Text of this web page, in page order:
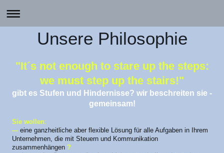
Unsere Philosophie
"It´s not enough to stare up the steps:
we must step up the stairs!"
gibt es Stufen und Hindernisse? wir beschreiten sie -
gemeinsam!
Sie wollen:
--- eine ganzheitliche aber flexible Lösung für alle Aufgaben in Ihrem
Unternehmen, die mit Steuern und Kommunikation
zusammenhängen ?